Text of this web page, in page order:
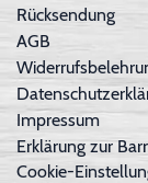
Rücksendung
AGB
Impressum
Erklärung zur
Cookie-